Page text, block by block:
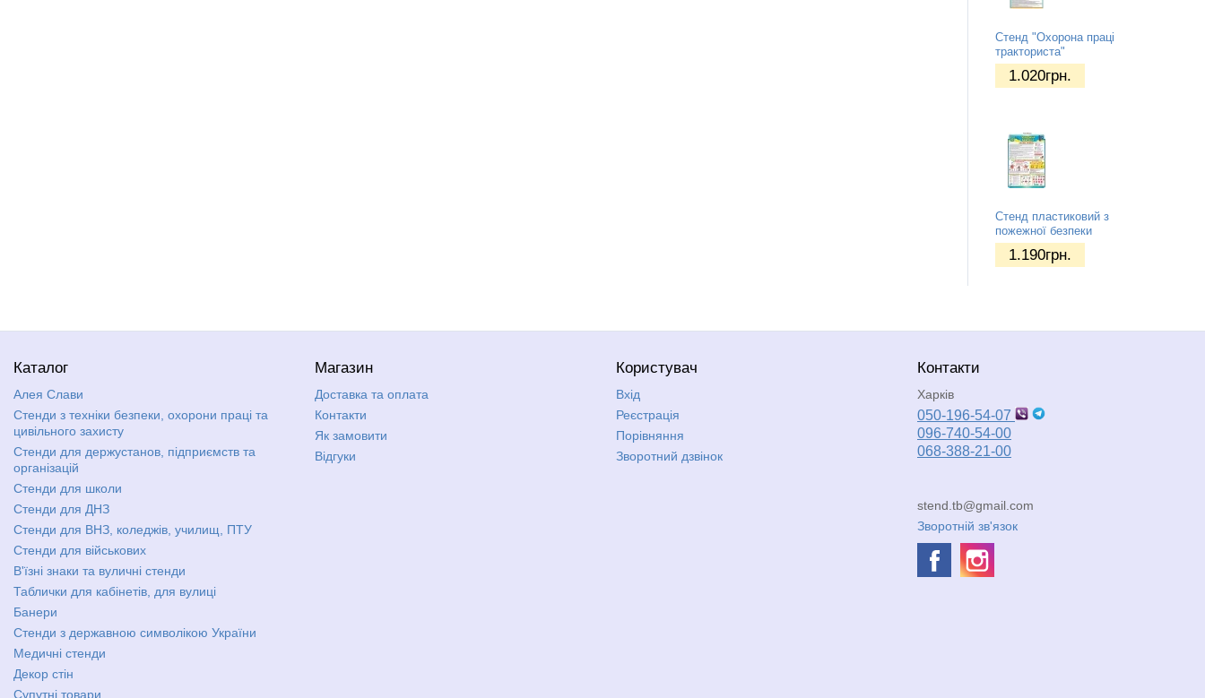
Стенд "Охорона праці
тракториста"
1.020грн.
Стенд пластиковий з
пожежної безпеки
1.190грн.
Каталог
Алея Слави
Стенди з техніки безпеки, охорони праці та
цивільного захисту
Стенди для держустанов, підприємств та
організацій
Стенди для школи
Стенди для ДНЗ
Стенди для ВНЗ, коледжів, училищ, ПТУ
Стенди для військових
В'їзні знаки та вуличні стенди
Таблички для кабінетів, для вулиці
Банери
Стенди з державною символікою України
Медичні стенди
Декор стін
Супутні товари
Магазин
Доставка та оплата
Контакти
Як замовити
Відгуки
Користувач
Вхід
Реєстрація
Порівняння
Зворотний дзвінок
Контакти
Харків
050-196-54-07
096-740-54-00
068-388-21-00
stend.tb@gmail.com
Зворотній зв'язок